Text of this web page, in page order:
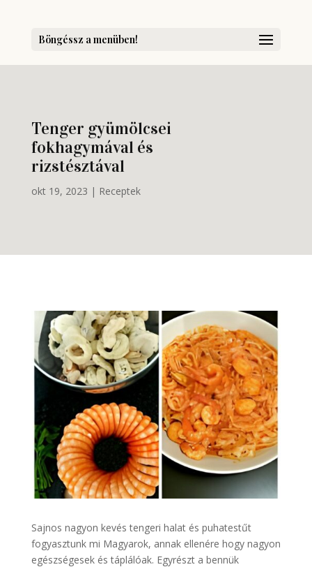
Böngéssz a menüben!
Tenger gyümölcsei
fokhagymával és
rizstésztával
okt 19, 2023 | Receptek
Sajnos nagyon kevés tengeri halat és puhatestűt
fogyasztunk mi Magyarok, annak ellenére hogy nagyon
egészségesek és táplálóak. Egyrészt a bennük